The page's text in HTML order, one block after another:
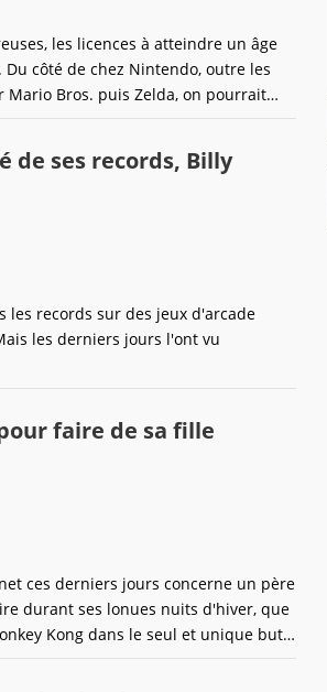
les licences à atteindre un âge
côté de chez Nintendo, outre les
Mario Bros. puis Zelda, on pourrait
un grand singe à cravate.
de ses records, Billy
les records sur des jeux d'arcade
les derniers jours l'ont vu
faire de sa fille
ces derniers jours concerne un père
durant ses lonues nuits d'hiver, que
Kong dans le seul et unique but